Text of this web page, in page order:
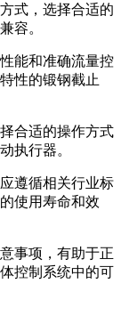
式，选择合适的
容。
能和准确流量控
性的锻钢截止
合适的操作方式
执行器。
遵循相关行业标
使用寿命和效
事项，有助于正
控制系统中的可